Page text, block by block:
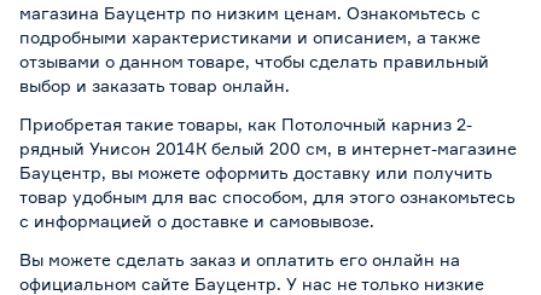
магазина Бауцентр по низким ценам. Ознакомьтесь с
подробными характеристиками и описанием, а также
отзывами о данном товаре, чтобы сделать правильный
выбор и заказать товар онлайн.
Приобретая такие товары, как Потолочный карниз 2-
рядный Унисон 2014К белый 200 см, в интернет-магазине
Бауцентр, вы можете оформить доставку или получить
товар удобным для вас способом, для этого ознакомьтесь
с информацией о доставке и самовывозе.
Вы можете сделать заказ и оплатить его онлайн на
официальном сайте Бауцентр. У нас не только низкие